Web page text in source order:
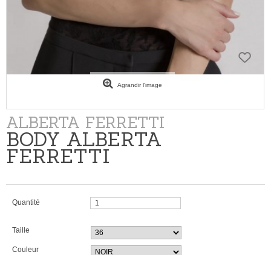
Agrandir l'image
ALBERTA FERRETTI
BODY ALBERTA
FERRETTI
Quantité
Taille
Couleur